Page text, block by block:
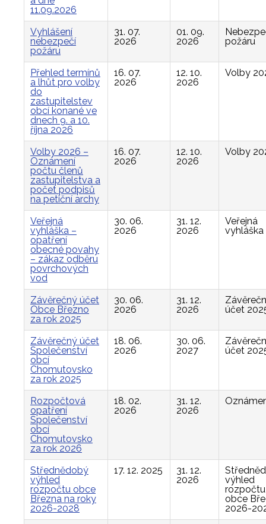
11.09.2026
Vyhlášení
nebezpečí
požáru
31. 07.
2026
01. 09.
2026
požáru
Přehled termínů
a lhůt pro volby
do
zastupitelstev
obcí konané ve
dnech 9. a 10.
října 2026
16. 07.
2026
12. 10.
2026
Volby
Volby 2026 –
Oznámení
počtu členů
zastupitelstva a
počet podpisů
na petiční archy
16. 07.
2026
12. 10.
2026
Volby
Veřejná
vyhláška –
opatření
obecné povahy
– zákaz odběru
povrchových
vod
30. 06.
2026
31. 12.
2026
Veřejná
vyhláška
Závěrečný účet
Obce Březno
za rok 2025
30. 06.
2026
31. 12.
2026
účet
Závěrečný účet
Společenství
obcí
Chomutovsko
za rok 2025
18. 06.
2026
30. 06.
2027
účet
Rozpočtová
opatření
Společenství
obcí
Chomutovsko
za rok 2026
18. 02.
2026
31. 12.
2026
Střednědobý
výhled
rozpočtu obce
Března na roky
2026-2028
17. 12. 2025
31. 12.
2026
výhled
rozpočtu
obce
2026-